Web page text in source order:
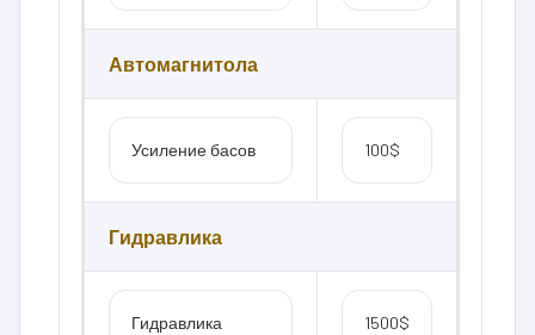
Автомагнитола
Усиление басов 100$
Гидравлика
Гидравлика 1500$